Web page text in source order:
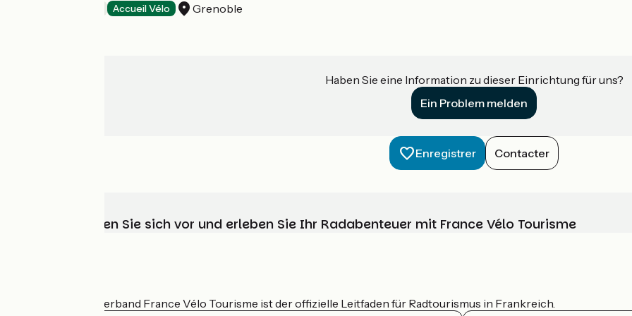
Accueil Vélo Grenoble
Haben Sie eine Information zu dieser Einrichtung für uns?
Ein Problem melden
Enregistrer Contacter
Wählen, bereiten Sie sich vor und erleben Sie Ihr Radabenteuer mit France Vélo Tourisme
Der nationale Verband France Vélo Tourisme ist der offizielle Leitfaden für Radtourismus in Frankreich.